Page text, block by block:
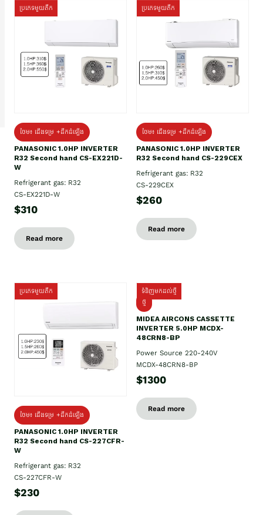
ប្រភេទមួយតឹក
ថែម៖ ជើងទម្រ +ដឹកដំឡើង
PANASONIC 1.0HP INVERTER
R32 Second hand CS-EX221D-
W
Refrigerant gas: R32
CS-EX221D-W
$310
Read more
ប្រភេទមួយតឹក
ថែម៖ ជើងទម្រ +ដឹកដំឡើង
PANASONIC 1.0HP INVERTER
R32 Second hand CS-229CEX
Refrigerant gas: R32
CS-229CEX
$260
Read more
ប្រភេទមួយតឹក
ថែម៖ ជើងទម្រ +ដឹកដំឡើង
PANASONIC 1.0HP INVERTER
R32 Second hand CS-227CFR-
W
Refrigerant gas: R32
CS-227CFR-W
$230
ទំនិញមកដល់ថ្មី
ថ្មី
MIDEA AIRCONS CASSETTE
INVERTER 5.0HP MCDX-
48CRN8-BP
Power Source 220-240V
MCDX-48CRN8-BP
$1300
Read more